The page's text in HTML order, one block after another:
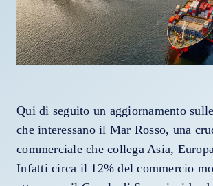
Qui di seguito un aggiornamento
che interessano il Mar Rosso, una
commerciale che collega Asia,
Infatti circa il 12% del commercio